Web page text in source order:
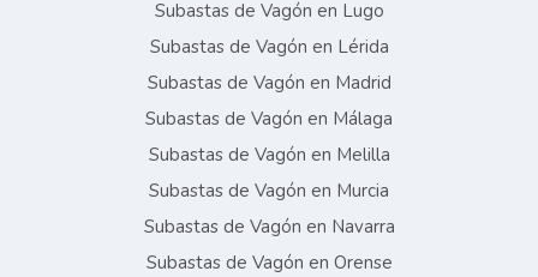
Subastas de Vagón en Lugo
Subastas de Vagón en Lérida
Subastas de Vagón en Madrid
Subastas de Vagón en Málaga
Subastas de Vagón en Melilla
Subastas de Vagón en Murcia
Subastas de Vagón en Navarra
Subastas de Vagón en Orense